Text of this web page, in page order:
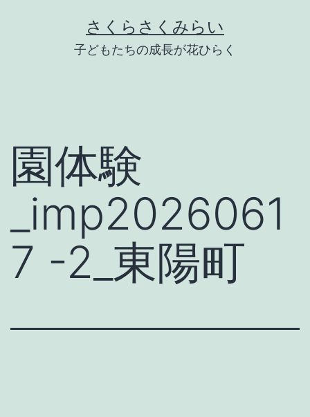
さくらさくみらい
子どもたちの成長が花ひらく
園体験
_imp2026061
7 -2_東陽町